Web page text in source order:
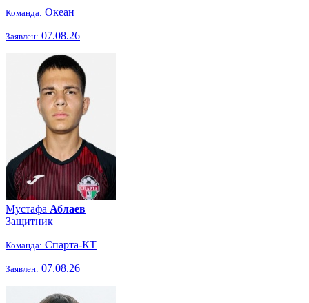
Команда: Океан
Заявлен: 07.08.26
Мустафа Аблаев
Защитник
Команда: Спарта-КТ
Заявлен: 07.08.26